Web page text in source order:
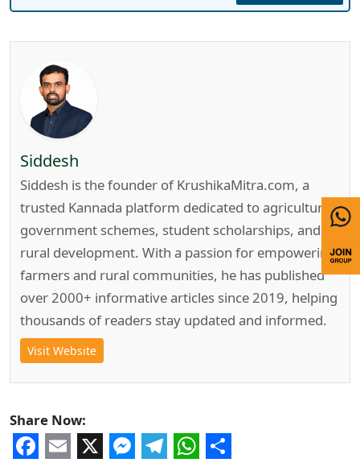
Siddesh
Siddesh is the founder of KrushikaMitra.com, a
trusted Kannada platform dedicated to agriculture,
government schemes, student scholarships, and
rural development. With a passion for empowering
farmers and rural communities, he has published
over 2000+ informative articles since 2019, helping
thousands of readers stay updated and informed.
Visit Website
Share Now: